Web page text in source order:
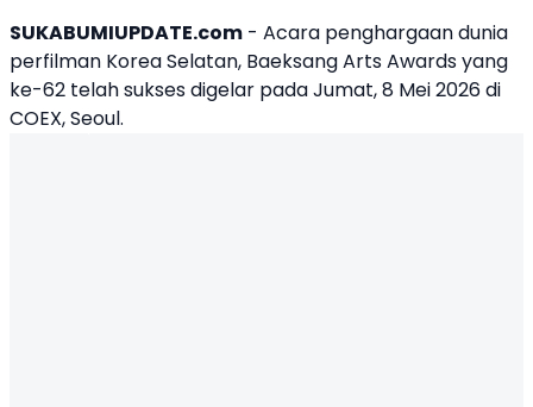
SUKABUMIUPDATE.com - Acara penghargaan dunia
perfilman Korea Selatan, Baeksang Arts Awardsyang
ke-62 telah sukses digelar pada Jumat, 8 Mei 2026 di
COEX, Seoul.